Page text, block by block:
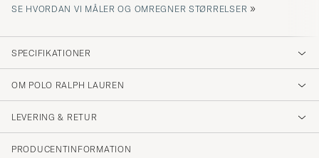
SE HVORDAN VI MÅLER OG OMREGNER STØRRELSER »
SPECIFIKATIONER
OM POLO RALPH LAUREN
LEVERING & RETUR
PRODUCENTINFORMATION